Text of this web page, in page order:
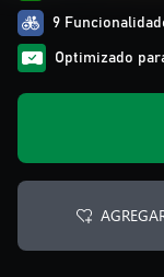
9
Optimizado